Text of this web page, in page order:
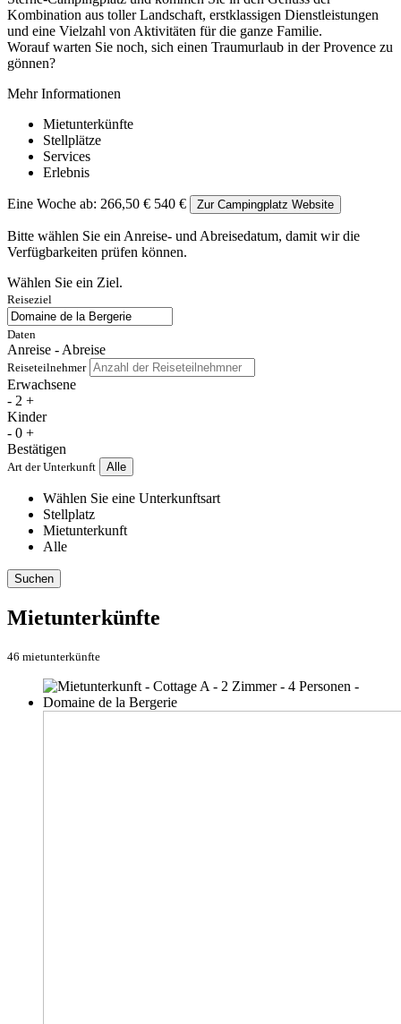
Kombination aus toller Landschaft, erstklassigen Dienstleistungen
und eine Vielzahl von Aktivitäten für die ganze Familie.
Worauf warten Sie noch, sich einen Traumurlaub in der Provence zu
gönnen?
Mehr Informationen
Mietunterkünfte
Stellplätze
Services
Erlebnis
Eine Woche ab: 266,50 € 540 € Zur Campingplatz Website
Bitte wählen Sie ein Anreise- und Abreisedatum, damit wir die
Verfügbarkeiten prüfen können.
Wählen Sie ein Ziel.
Reiseziel
Daten
Anreise - Abreise
Reiseteilnehmer
Erwachsene
- 2 +
Kinder
- 0 +
Bestätigen
Art der Unterkunft Alle
Wählen Sie eine Unterkunftsart
Stellplatz
Mietunterkunft
Alle
Suchen
Mietunterkünfte
46 mietunterkünfte